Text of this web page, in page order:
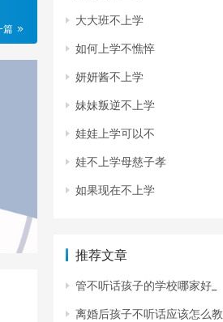
篇
大大班不上学
如何上学不憔悴
妍妍酱不上学
妹妹叛逆不上学
娃娃上学可以不
娃不上学母慈子孝
如果现在不上学
推荐文章
管不听话孩子的学校哪家好_
离婚后孩子不听话应该怎么教